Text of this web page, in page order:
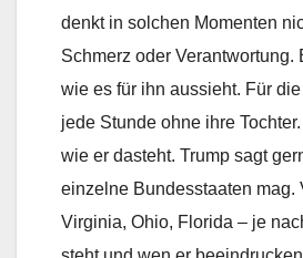
denkt in solchen Momenten
Schmerz oder Verantwortung.
wie es für ihn aussieht. Für
jede Stunde ohne ihre
wie er dasteht. Trump sagt
einzelne Bundesstaaten mag.
Virginia, Ohio, Florida – je